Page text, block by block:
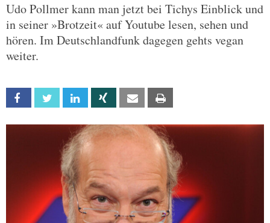
Udo Pollmer kann man jetzt bei Tichys Einblick und
in seiner »Brotzeit« auf Youtube lesen, sehen und
hören. Im Deutschlandfunk dagegen gehts vegan
weiter.
Facebook Twitter Linkedin Xing Email